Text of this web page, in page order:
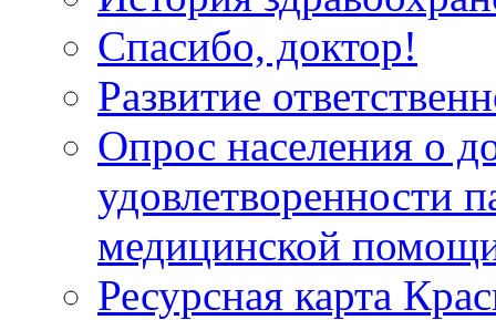
Спасибо, доктор!
Развитие
Опрос населения о
удовлетворенности
медицинской
Ресурсная карта